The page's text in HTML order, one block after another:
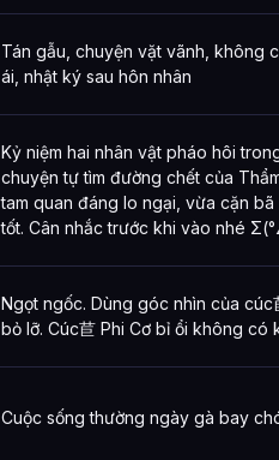
Tán gẫu, chuyện vặt vãnh, không
ái, nhật ký sau hôn nhân
Kỷ niệm hai nhân vật pháo hôi
chuyện tự tìm đường chết của
tam quan đáng lo ngại, vừa cặn
tốt. Cân nhắc trước khi vào nhé
Ngọt ngốc. Dùng góc nhìn của
bỏ lỡ. Cúc苣 Phi Cơ bỉ ổi không
Cuộc sống thường ngày gà bay